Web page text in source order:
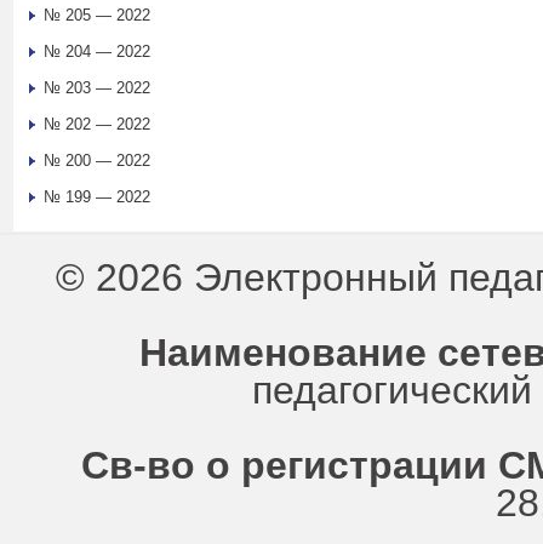
№ 205 — 2022
№ 204 — 2022
№ 203 — 2022
№ 202 — 2022
№ 200 — 2022
№ 199 — 2022
© 2026 Электронный
Наименование
Св-во о регистрации